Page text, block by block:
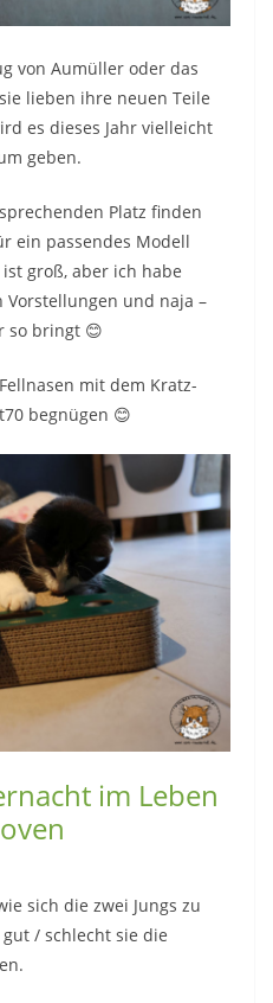
von Aumüller oder das
lieben ihre neuen Teile
es dieses Jahr vielleicht
geben.
Platz finden
ein passendes Modell
groß, aber ich habe
und naja –
so bringt 😊
mit dem Kratz-
begnügen 😊
im Leben
sich die zwei Jungs zu
/ schlecht sie die